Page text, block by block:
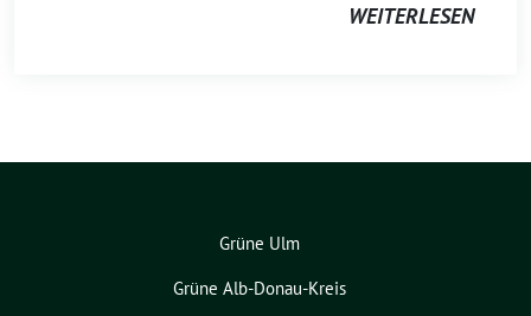
WEITERLESEN
Grüne Ulm
Grüne Alb-Donau-Kreis